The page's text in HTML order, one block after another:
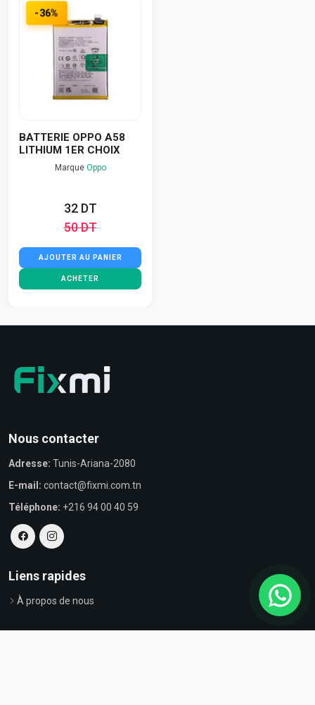
-36%
BATTERIE OPPO A58
LITHIUM 1ER CHOIX
Marque Oppo
32 DT
50 DT
AJOUTER AU PANIER
ACHETER
Nous contacter
Adresse: Tunis-Ariana-2080
E-mail: contact@fixmi.com.tn
Téléphone: +216 94 00 40 59
Liens rapides
À propos de nous